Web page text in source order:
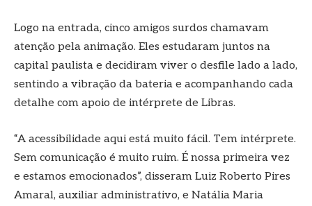
Logo na entrada, cinco amigos surdos chamavam
atenção pela animação. Eles estudaram juntos na
capital paulista e decidiram viver o desfile lado a lado,
sentindo a vibração da bateria e acompanhando cada
detalhe com apoio de intérprete de Libras.
“A acessibilidade aqui está muito fácil. Tem intérprete.
Sem comunicação é muito ruim. É nossa primeira vez
e estamos emocionados”, disseram Luiz Roberto Pires
Amaral, auxiliar administrativo, e Natália Maria